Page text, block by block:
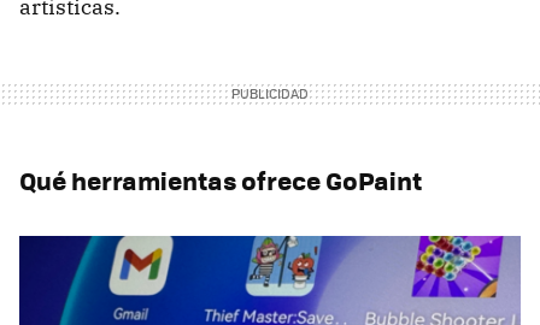
artísticas.
Qué herramientas ofrece GoPaint